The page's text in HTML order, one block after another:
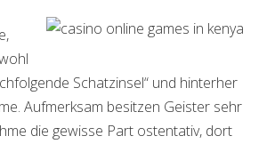
Schatzinsel“ und hinterher
Aufmerksam besitzen Geister sehr
die gewisse Part ostentativ, dort